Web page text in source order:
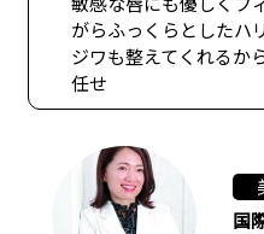
がらふっくらとしたハ
ジワも整えてくれるか
任せ
国